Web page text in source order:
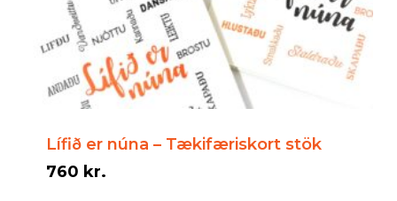
Lífið er núna – Tækifæriskort stök
760 kr.